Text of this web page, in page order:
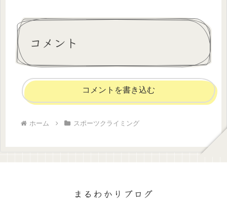
コメント
コメントを書き込む
ホーム スポーツクライミング
まるわかりブログ